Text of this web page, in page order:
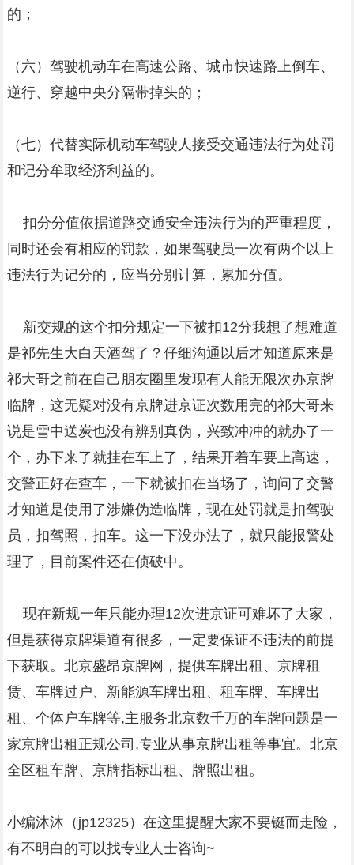
的；
（六）驾驶机动车在高速公路、城市快速路上倒车、
逆行、穿越中央分隔带掉头的；
（七）代替实际机动车驾驶人接受交通违法行为处罚
和记分牟取经济利益的。
扣分分值依据道路交通安全违法行为的严重程度，
同时还会有相应的罚款，如果驾驶员一次有两个以上
违法行为记分的，应当分别计算，累加分值。
新交规的这个扣分规定一下被扣12分我想了想难道
是祁先生大白天酒驾了？仔细沟通以后才知道原来是
祁大哥之前在自己朋友圈里发现有人能无限次办京牌
临牌，这无疑对没有京牌进京证次数用完的祁大哥来
说是雪中送炭也没有辨别真伪，兴致冲冲的就办了一
个，办下来了就挂在车上了，结果开着车要上高速，
交警正好在查车，一下就被扣在当场了，询问了交警
才知道是使用了涉嫌伪造临牌，现在处罚就是扣驾驶
员，扣驾照，扣车。这一下没办法了，就只能报警处
理了，目前案件还在侦破中。
现在新规一年只能办理12次进京证可难坏了大家，
但是获得京牌渠道有很多，一定要保证不违法的前提
下获取。北京盛昂京牌网，提供车牌出租、京牌租
赁、车牌过户、新能源车牌出租、租车牌、车牌出
租、个体户车牌等,主服务北京数千万的车牌问题是一
家京牌出租正规公司,专业从事京牌出租等事宜。北京
全区租车牌、京牌指标出租、牌照出租。
小编沐沐（jp12325）在这里提醒大家不要铤而走险，
有不明白的可以找专业人士咨询~